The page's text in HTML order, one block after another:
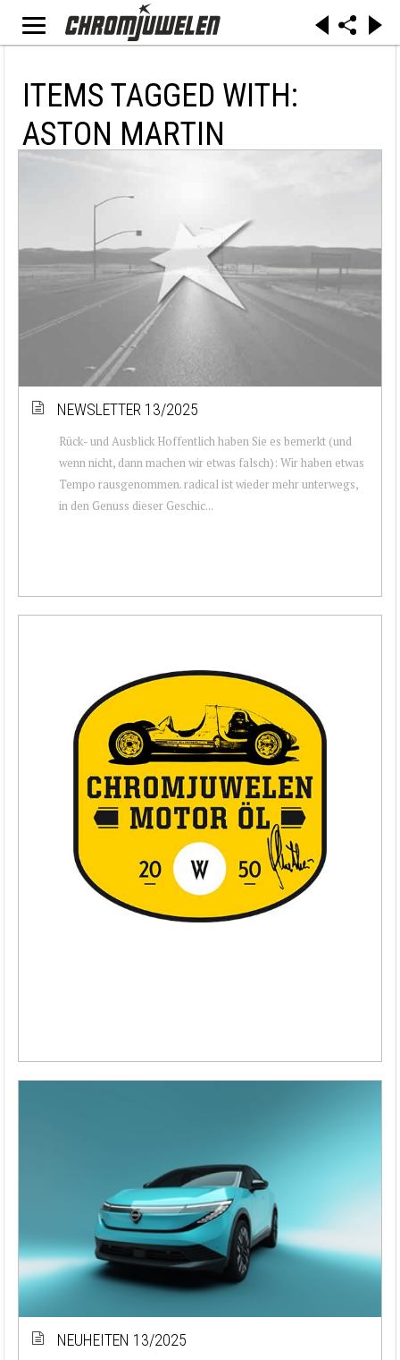
ITEMS TAGGED WITH:
ASTON MARTIN
NEWSLETTER 13/2025
Rück- und Ausblick Hoffentlich haben Sie es bemerkt (und
wenn nicht, dann machen wir etwas falsch): Wir haben etwas
Tempo rausgenommen. radical ist wieder mehr unterwegs,
in den Genuss dieser Geschic...
NEUHEITEN 13/2025